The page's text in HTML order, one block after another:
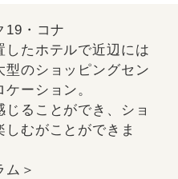
19・コナ
したホテルで近辺には
型のショッピングセン
ーション。
ることができ、ショ
むがことができま
ム＞